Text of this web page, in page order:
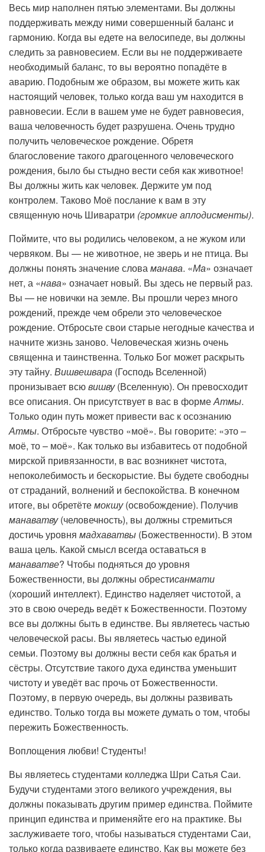
Весь мир наполнен пятью элементами. Вы должны
поддерживать между ними совершенный баланс и
гармонию. Когда вы едете на велосипеде, вы должны
следить за равновесием. Если вы не поддерживаете
необходимый баланс, то вы вероятно попадёте в
аварию. Подобным же образом, вы можете жить как
настоящий человек, только когда ваш ум находится в
равновесии. Если в вашем уме не будет равновесия,
ваша человечность будет разрушена. Очень трудно
получить человеческое рождение. Обретя
благословение такого драгоценного человеческого
рождения, было бы стыдно вести себя как животное!
Вы должны жить как человек. Держите ум под
контролем. Таково Моё послание к вам в эту
священную ночь Шиваратри (громкие аплодисменты).
Поймите, что вы родились человеком, а не жуком или
червяком. Вы — не животное, не зверь и не птица. Вы
должны понять значение словаманава. «Ма» означает
нет, а «нава» означает новый. Вы здесь не первый раз.
Вы — не новички на земле. Вы прошли через много
рождений, прежде чем обрели это человеческое
рождение. Отбросьте свои старые негодные качества и
начните жизнь заново. Человеческая жизнь очень
священна и таинственна. Только Бог может раскрыть
эту тайну. Вишвешвара (Господь Вселенной)
пронизывает всювишву(Вселенную). Он превосходит
все описания. Он присутствует в вас в формеАтмы.
Только один путь может привести вас к осознанию
Атмы. Отбросьте чувство «моё». Вы говорите: «это –
моё, то – моё». Как только вы избавитесь от подобной
мирской привязанности, в вас возникнет чистота,
непоколебимость и бескорыстие. Вы будете свободны
от страданий, волнений и беспокойства. В конечном
итоге, вы обретётемокшу(освобождение). Получив
манаватву(человечность), вы должны стремиться
достичь уровня мадхаватвы (Божественности). В этом
ваша цель. Какой смысл всегда оставаться в
манаватве? Чтобы подняться до уровня
Божественности, вы должны обрестисанмати
(хороший интеллект). Единство наделяет чистотой, а
это в свою очередь ведёт к Божественности. Поэтому
все вы должны быть в единстве. Вы являетесь частью
человеческой расы. Вы являетесь частью единой
семьи. Поэтому вы должны вести себя как братья и
сёстры. Отсутствие такого духа единства уменьшит
чистоту и уведёт вас прочь от Божественности.
Поэтому, в первую очередь, вы должны развивать
единство. Только тогда вы можете думать о том, чтобы
пережить Божественность.
Воплощения любви! Студенты!
Вы являетесь студентами колледжа Шри Сатья Саи.
Будучи студентами этого великого учреждения, вы
должны показывать другим пример единства. Поймите
принцип единства и применяйте его на практике. Вы
заслуживаете того, чтобы называться студентами Саи,
только когда развиваете единство. Как вы можете без